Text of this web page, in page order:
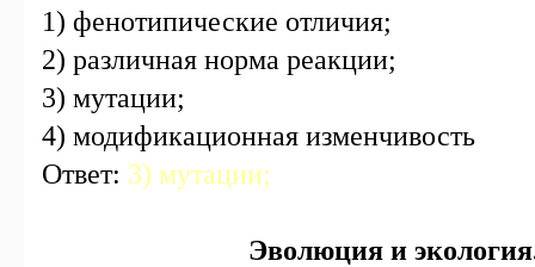
1) фенотипические отличия;
2) различная норма реакции;
3) мутации;
4) модификационная изменчивость
Ответ: 3) мутации;
Эволюция и